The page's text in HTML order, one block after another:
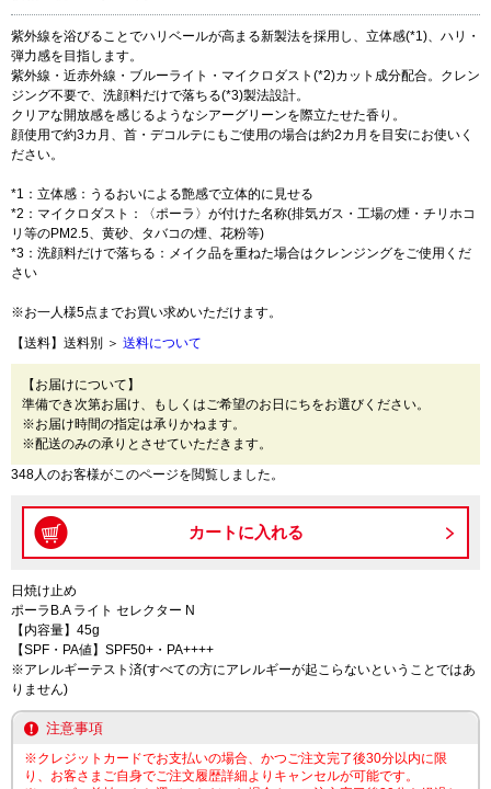
紫外線を浴びることでハリベールが高まる新製法を採用し、立体感(*1)、ハリ・
弾力感を目指します。
紫外線・近赤外線・ブルーライト・マイクロダスト(*2)カット成分配合。クレン
ジング不要で、洗顔料だけで落ちる(*3)製法設計。
クリアな開放感を感じるようなシアーグリーンを際立たせた香り。
顔使用で約3カ月、首・デコルテにもご使用の場合は約2カ月を目安にお使いく
ださい。
*1：立体感：うるおいによる艶感で立体的に見せる
*2：マイクロダスト：〈ポーラ〉が付けた名称(排気ガス・工場の煙・チリホコ
リ等のPM2.5、黄砂、タバコの煙、花粉等)
*3：洗顔料だけで落ちる：メイク品を重ねた場合はクレンジングをご使用くだ
さい
※お一人様5点までお買い求めいただけます。
【送料】送料別 ＞ 送料について
【お届けについて】
準備でき次第お届け、もしくはご希望のお日にちをお選びください。
※お届け時間の指定は承りかねます。
※配送のみの承りとさせていただきます。
348人のお客様がこのページを閲覧しました。
日焼け止め
ポーラB.A ライト セレクター N
【内容量】45g
【SPF・PA値】SPF50+・PA++++
※アレルギーテスト済(すべての方にアレルギーが起こらないということではあ
りません)
注意事項
※クレジットカードでお支払いの場合、かつご注文完了後30分以内に限
り、お客さまご自身でご注文履歴詳細よりキャンセルが可能です。